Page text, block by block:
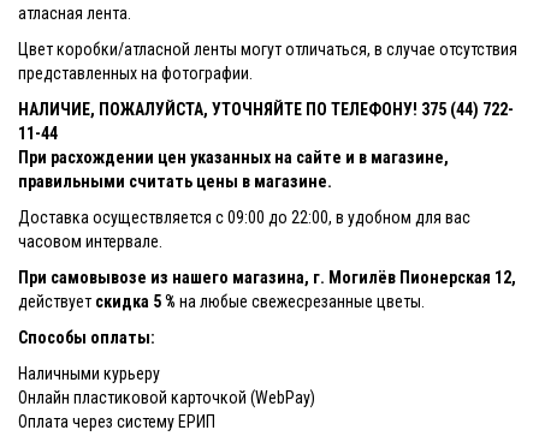
атласная лента.
Цвет коробки/атласной ленты могут отличаться, в случае отсутствия
представленных на фотографии.
НАЛИЧИЕ, ПОЖАЛУЙСТА, УТОЧНЯЙТЕ ПО ТЕЛЕФОНУ! 375 (44) 722-
11-44
При расхождении цен указанных на сайте и в магазине,
правильными считать цены в магазине.
Доставка осуществляется с 09:00 до 22:00, в удобном для вас
часовом интервале.
При самовывозе из нашего магазина, г. Могилёв Пионерская 12,
действует скидка 5 % на любые свежесрезанные цветы.
Способы оплаты:
Наличными курьеру
Онлайн пластиковой карточкой (WebPay)
Оплата через систему ЕРИП